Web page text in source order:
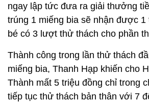
ngay lập tức đưa ra giải thưởng
trúng 1 miếng bia sẽ nhận được 1
bé có 3 lượt thử thách cho phần
Thành công trong lần thử thách
miếng bia, Thanh Hạp khiến cho
Thành mất 5 triệu đồng chỉ trong
tiếp tục thử thách bản thân với 7